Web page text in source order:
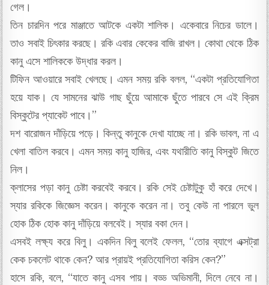
গেল।
তিন চারদিন পরে মাঞ্জাতে আটকে একটা শালিক। একেবারে নিচের ডালে।
তাও সবাই চিৎকার করছে। রকি এবার কেকের বাজি রাখল। কোথা থেকে ঠিক
কানু এসে শালিককে উদ্ধার করল।
টিফিন আওয়ারে সবাই খেলছে। এমন সময় রকি বলল, “একটা প্রতিযোগিতা
হয়ে যাক। যে সামনের ঝাউ গাছ ছুঁয়ে আমাকে ছুঁতে পারবে সে এই ক্রিম
বিস্কুটের প্যাকেট পাবে।”
দশ বারোজন দাঁড়িয়ে পড়ে। কিন্তু কানুকে দেখা যাচ্ছে না। রকি ভাবল, না এ
খেলা বাতিল করবে। এমন সময় কানু হাজির, এবং যথারীতি কানু বিস্কুট জিতে
নিল।
ক্লাসের পড়া কানু চেষ্টা করবেই করবে। রকি সেই চেষ্টাটুকু হাঁ করে দেখে।
স্যার রকিকে জিজ্ঞেস করেন। কানুকে করেন না। তবু কেউ না পারলে ভুল
হোক ঠিক হোক কানু দাঁড়িয়ে বলবেই। স্যার বকা দেন।
এসবই লক্ষ্য করে বিলু। একদিন বিলু বলেই ফেলল, “তোর ব্যাগে এক্সট্রা
কেক চকলেট থাকে কেন? আর প্রায়ই প্রতিযোগিতা করিস কেন?”
হাসে রকি, বলে, “যাতে কানু এসব পায়। বড্ড অভিমানী, দিলে নেবে না।